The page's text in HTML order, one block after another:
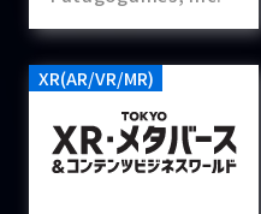
XR(AR/VR/MR)